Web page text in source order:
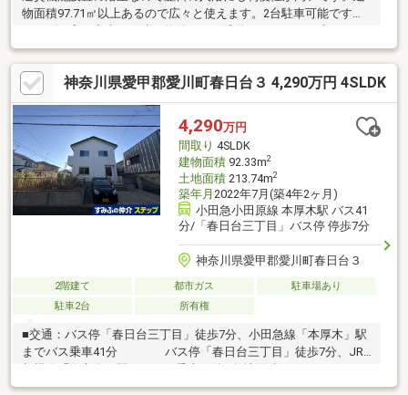
物面積97.71㎡以上あるので広々と使えます。2台駐車可能です。
す。木の持つ風合いや自然な暖かみが魅力なフローリングです。
子供がのびのび走り回れる3LDKの物件はこちらです。即引渡しが
できる物件ですので、急な転勤にも対応できます。
神奈川県愛甲郡愛川町春日台３ 4,290万円 4SLDK
4,290万円
間取り 4SLDK
建物面積92.33m2
土地面積213.74m2
築年月 2022年7月(築4年2ヶ月)
小田急小田原線 本厚木駅 バス41
分/「春日台三丁目」バス停 停歩7分
神奈川県愛甲郡愛川町春日台３
2階建て 都市ガス
駐車場あり
駐車2台
所有権
■交通：バス停「春日台三丁目」徒歩7分、小田急線「本厚木」駅
までバス乗車41分 バス停「春日台三丁目」徒歩7分、JR
（64.65坪）■建物面積：92.33㎡（27.92坪）■築年月：2022年7月